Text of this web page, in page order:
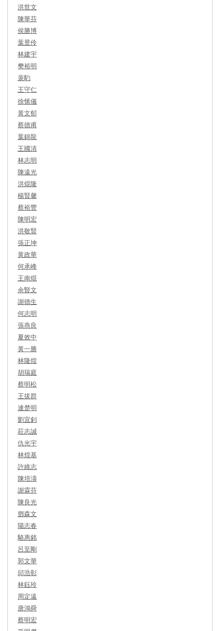
洪世文
陳華芬
侯勝博
葉昱伶
林建宇
樊裕明
裴馰
王守仁
徐愫儀
黃文郁
蔡德甫
葉錦龍
王國清
林志明
陳遠光
洪焜隆
楊賢馨
蔡裕豐
陳明宏
洪敬賢
張正坤
黃政華
何承峰
王南焜
余豎文
謝德生
何志明
張燕良
夏效中
黃一勝
林隆煌
胡瑞庭
蔡明松
王拔群
連楚明
劉宜釗
莊志誠
仇光宇
林煌基
許維志
陳培濤
謝霖芬
陳良光
鄧森文
陽志春
駱惠銘
呂至剛
郭文華
邱浩彰
林鈺玲
周定遠
唐鴻舜
蔡明宏